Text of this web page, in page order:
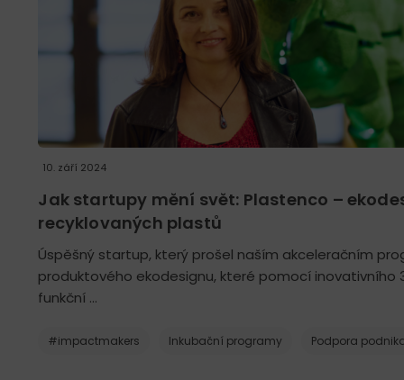
10. září 2024
Jak startupy mění svět: Plastenco –
recyklovaných plastů
Úspěšný startup, který prošel naším akceleračním
produktového ekodesignu, které pomocí inovativního
funkční …
#impactmakers Inkubační programy Podpora